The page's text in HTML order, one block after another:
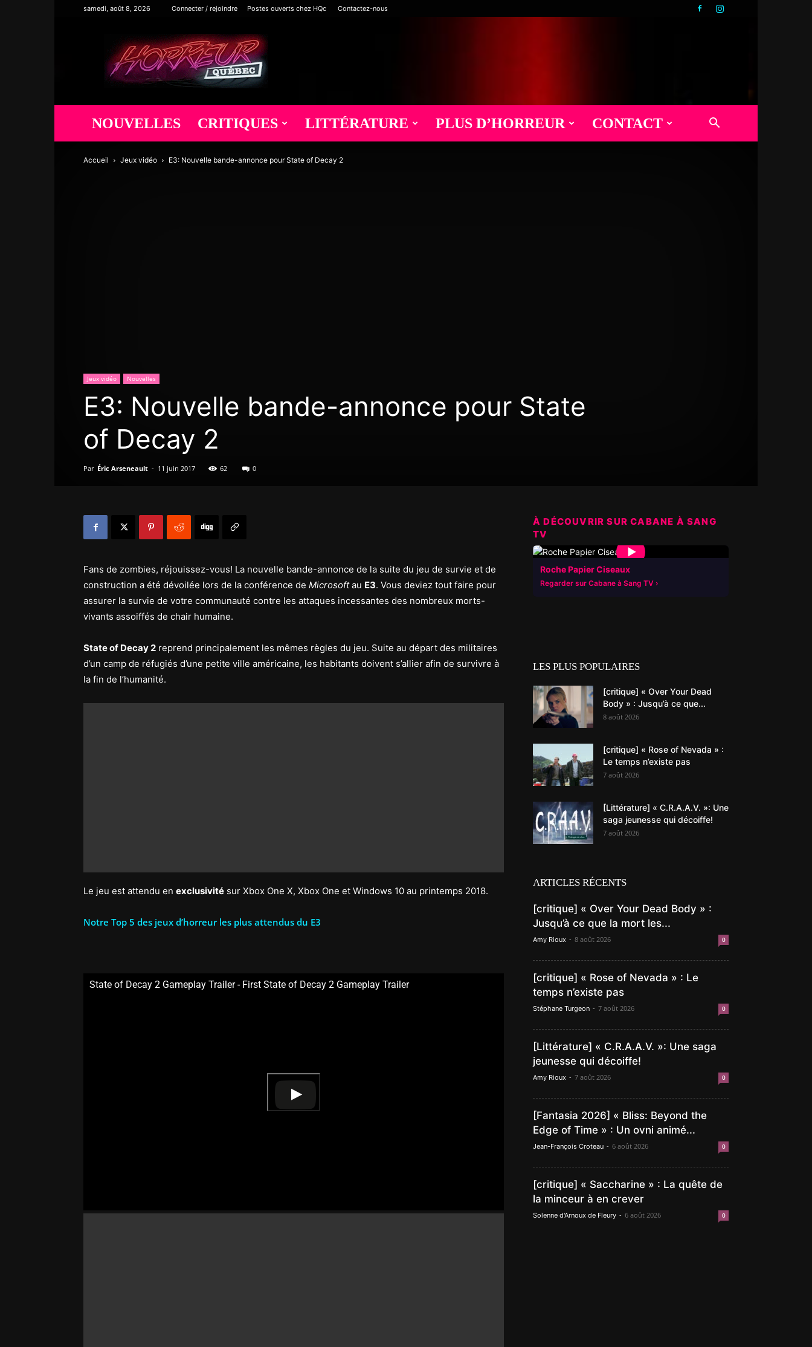
samedi, août 8, 2026 Connecter / rejoindre Postes ouverts chez HQc Contactez-nous
Horreur
Québec
NOUVELLES CRITIQUES LITTÉRATURE PLUS D’HORREUR CONTACT
Accueil Jeux vidéo E3: Nouvelle bande-annonce pour State of Decay 2
Jeux vidéo Nouvelles
E3: Nouvelle bande-annonce pour State
of Decay 2
Par Éric Arseneault - 11 juin 2017 62 0
Fans de zombies, réjouissez-vous! La nouvelle bande-annonce de la suite du jeu de survie et de
construction a été dévoilée lors de la conférence de Microsoftau E3. Vous deviez tout faire pour
assurer la survie de votre communauté contre les attaques incessantes des nombreux morts-
vivants assoiffés de chair humaine.
State of Decay 2 reprend principalement les mêmes règles du jeu. Suite au départ des militaires
d’un camp de réfugiés d’une petite ville américaine, les habitants doivent s’allier afin de survivre à
la fin de l’humanité.
Le jeu est attendu en exclusivité sur Xbox One X, Xbox One et Windows 10 au printemps 2018.
Notre Top 5 des jeux d’horreur les plus attendus du E3
State of Decay 2 Gameplay Trailer - First State of Decay 2 Gameplay Trailer
À DÉCOUVRIR SUR CABANE À SANG
TV
▶
Roche Papier Ciseaux
Regarder sur Cabane à Sang TV
LES PLUS POPULAIRES
[critique] « Over Your Dead
Body » : Jusqu’à ce que...
8 août 2026
[critique] « Rose of Nevada » :
Le temps n’existe pas
7 août 2026
[Littérature] « C.R.A.A.V. »: Une
saga jeunesse qui décoiffe!
7 août 2026
ARTICLES RÉCENTS
[critique] « Over Your Dead Body » :
Jusqu’à ce que la mort les...
Amy Rioux - 8 août 2026 0
[critique] « Rose of Nevada » : Le
temps n’existe pas
Stéphane Turgeon - 7 août 2026 0
[Littérature] « C.R.A.A.V. »: Une saga
jeunesse qui décoiffe!
Amy Rioux - 7 août 2026 0
[Fantasia 2026] « Bliss: Beyond the
Edge of Time » : Un ovni animé...
Jean-François Croteau - 6 août 2026 0
[critique] « Saccharine » : La quête de
la minceur à en crever
Solenne d'Arnoux de Fleury - 6 août 2026 0